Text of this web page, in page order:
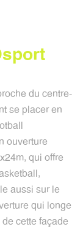
sport
du centre-
se placer en
ouverture
qui offre
aussi sur le
qui longe
cette façade